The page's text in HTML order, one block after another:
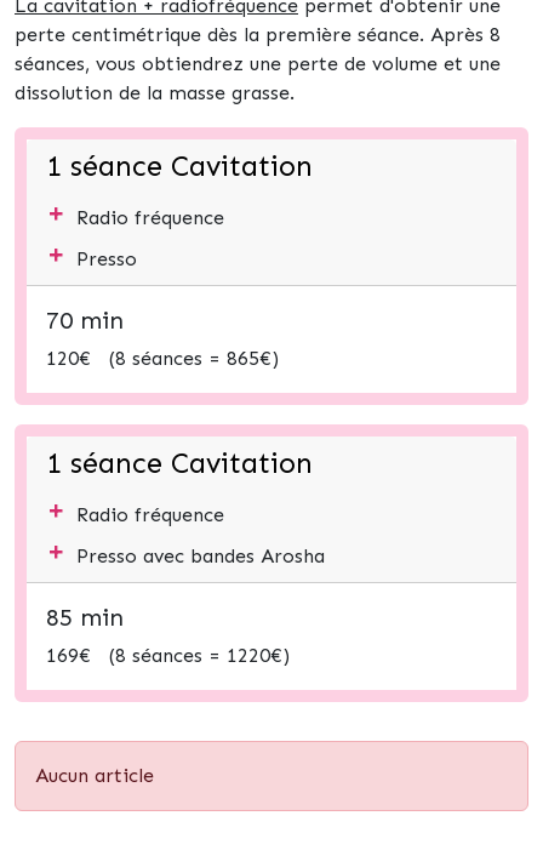
La cavitation + radiofréquence permet d'obtenir une
perte centimétrique dès la première séance. Après 8
séances, vous obtiendrez une perte de volume et une
dissolution de la masse grasse.
1 séance Cavitation
+ Radio fréquence
+ Presso
70 min
120€ (8 séances = 865€)
1 séance Cavitation
+ Radio fréquence
+ Presso avec bandes Arosha
85 min
169€ (8 séances = 1220€)
Aucun article